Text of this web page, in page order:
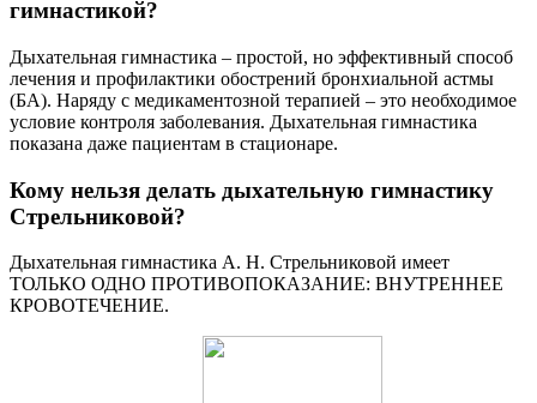
гимнастикой?
Дыхательная гимнастика – простой, но эффективный способ
лечения и профилактики обострений бронхиальной астмы
(БА). Наряду с медикаментозной терапией – это необходимое
условие контроля заболевания. Дыхательная гимнастика
показана даже пациентам в стационаре.
Кому нельзя делать дыхательную гимнастику
Стрельниковой?
Дыхательная гимнастика А. Н. Стрельниковой имеет
ТОЛЬКО ОДНО ПРОТИВОПОКАЗАНИЕ: ВНУТРЕННЕЕ
КРОВОТЕЧЕНИЕ.